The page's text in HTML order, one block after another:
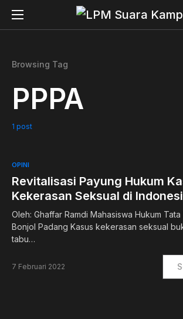
Browsing Tag
PPPA
1 post
OPINI
Revitalisasi Payung Hukum
Kekerasan Seksual di
Oleh: Ghaffar Ramdi Mahasiswa Hukum Tata
Bonjol Padang Kasus kekerasan seksual
tabu…
7 Februari 2022